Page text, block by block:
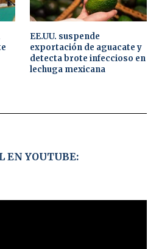
EE.UU. suspende
exportación de aguacate y
detecta brote infeccioso en
lechuga mexicana
EN YOUTUBE: